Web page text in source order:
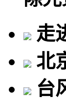
走
北
台